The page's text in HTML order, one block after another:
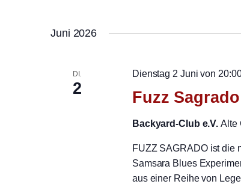
Juni 2026
DI.
2 Fuzz Sagrado
Dienstag 2 Juni von
Backyard-Club e.V.Alte
FUZZ SAGRADO ist die
Samsara Blues
aus einer Reihe von